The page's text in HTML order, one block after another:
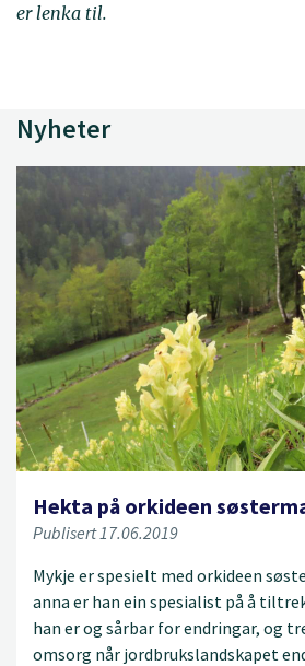
er lenka til.
Nyheter
Hekta på orkideen
Publisert 17.06.2019
Mykje er spesielt med orkideen
anna er han ein spesialist på å
han er og sårbar for endringar, og
omsorg når jordbrukslandskapet